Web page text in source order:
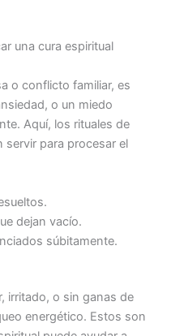
una cura espiritual
o conflicto familiar, es
o un miedo
Aquí, los rituales de
servir para procesar el
dejan vacío.
súbitamente.
irritado, o sin ganas de
energético. Estos son